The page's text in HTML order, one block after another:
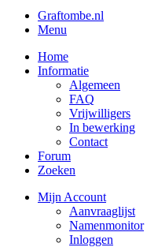
Graftombe.nl
Menu
Home
Informatie
Algemeen
FAQ
Vrijwilligers
In bewerking
Contact
Forum
Zoeken
Mijn Account
Aanvraaglijst
Namenmonitor
Inloggen